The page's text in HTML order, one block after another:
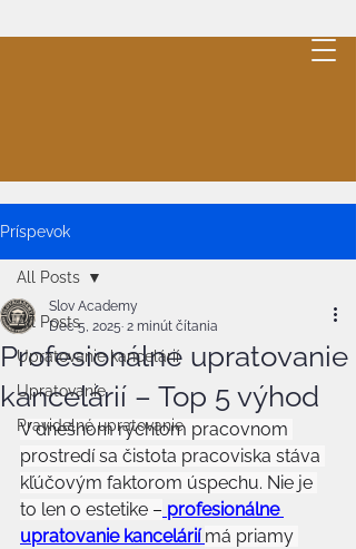
Príspevok
All Posts
Upratovanie kancelárií
Upratovanie
Pravidelné upratovanie
All Posts
Profesionálne upratovanie
kancelárií – Top 5 výhod
Slov Academy
Dec 5, 2025 2 minút čítania
V dnešnom rýchlom pracovnom
prostredí sa čistota pracoviska stáva
kľúčovým faktorom úspechu. Nie je
to len o estetike – profesionálne
upratovanie kancelárií má priamy